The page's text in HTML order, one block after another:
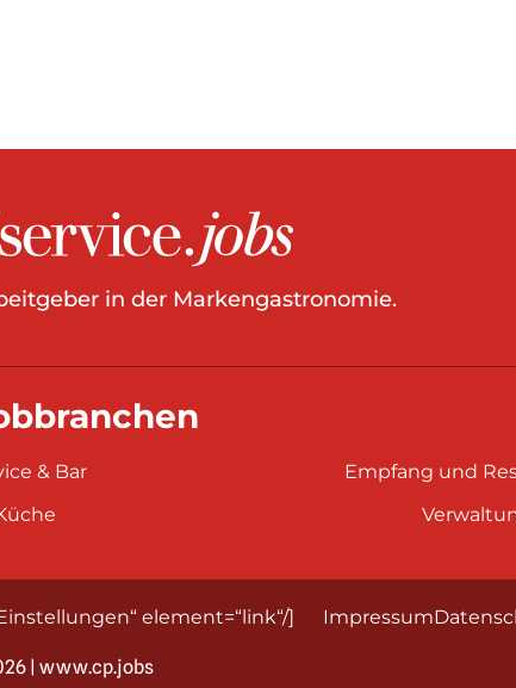
in der Markengastronomie.
& Bar
Empfang und
element=“link“/] Impressum
| www.cp.jobs